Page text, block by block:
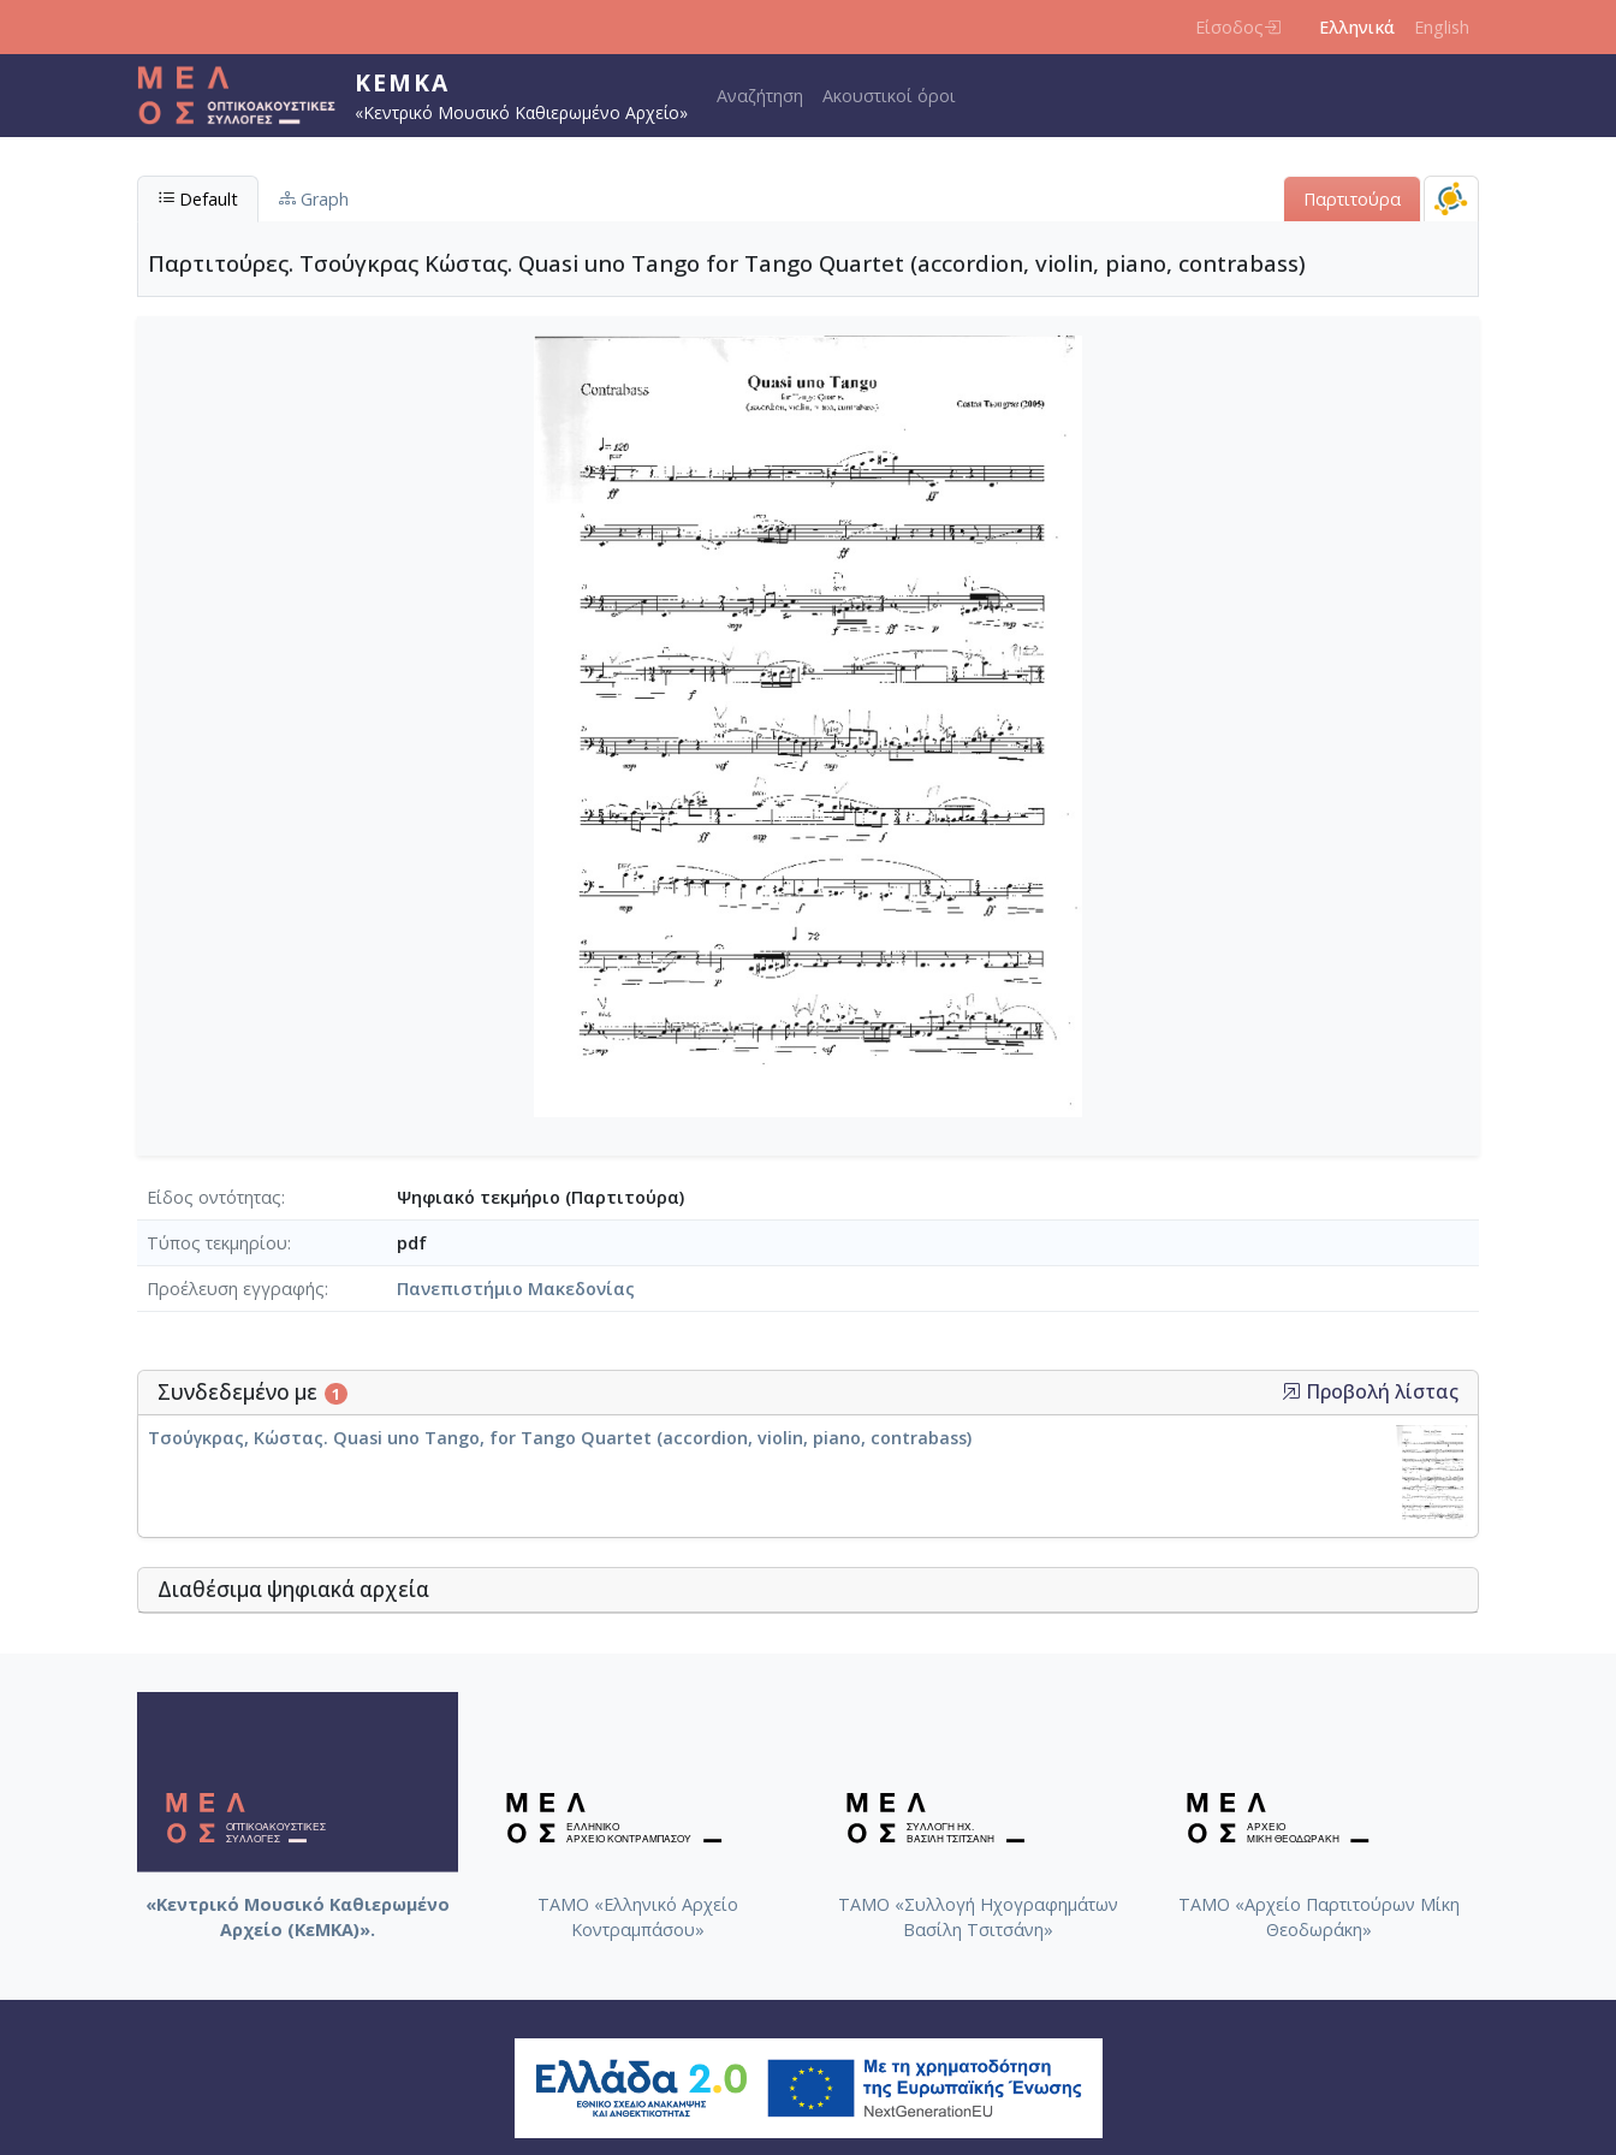
Είσοδος Ελληνικά English
ΚΕΜΚΑ
«Κεντρικό Μουσικό Καθιερωμένο Αρχείο»
Main navigation
Αναζήτηση Ακουστικοί όροι
Default Graph Παρτιτούρα
Παρτιτούρες. Τσούγκρας Κώστας. Quasi uno Tango for Tango Quartet (accordion, violin, piano, contrabass)
Είδος οντότητας
Ψηφιακό τεκμήριο (Παρτιτούρα)
Τύπος τεκμηρίου
pdf
Προέλευση εγγραφής
Πανεπιστήμιο Μακεδονίας
Συνδεδεμένο με 1 Προβολή λίστας
Τσούγκρας, Κώστας. Quasi uno Tango, for Tango Quartet (accordion, violin, piano, contrabass)
Διαθέσιμα ψηφιακά αρχεία
«Κεντρικό Μουσικό Καθιερωμένο
Αρχείο (ΚεΜΚΑ)».
ΤΑΜΟ «Ελληνικό Αρχείο
Κοντραμπάσου»
ΤΑΜΟ «Συλλογή Ηχογραφημάτων
Βασίλη Τσιτσάνη»
ΤΑΜΟ «Αρχείο Παρτιτούρων Μίκη
Θεοδωράκη»